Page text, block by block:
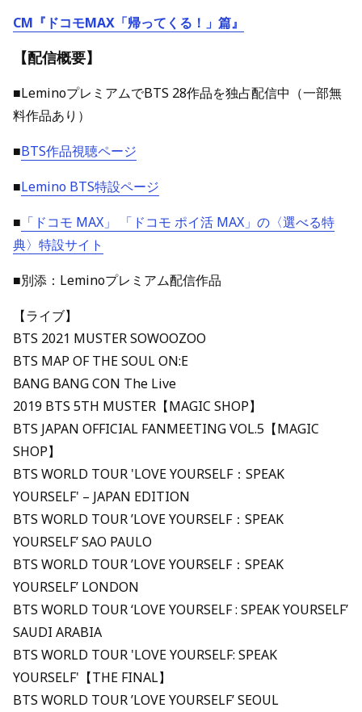
CM『ドコモMAX「帰ってくる！」篇』
【配信概要】
■LeminoプレミアムでBTS 28作品を独占配信中（一部無
料作品あり）
■BTS作品視聴ページ
■Lemino BTS特設ページ
■ 「ドコモ MAX」 「ドコモ ポイ活 MAX」の〈選べる特
典〉特設サイト
■別添：Leminoプレミアム配信作品
【ライブ】
BTS 2021 MUSTER SOWOOZOO
BTS MAP OF THE SOUL ON:E
BANG BANG CON The Live
2019 BTS 5TH MUSTER【MAGIC SHOP】
BTS JAPAN OFFICIAL FANMEETING VOL.5【MAGIC
SHOP】
BTS WORLD TOUR 'LOVE YOURSELF：SPEAK
YOURSELF' – JAPAN EDITION
BTS WORLD TOUR ’LOVE YOURSELF：SPEAK
YOURSELF’ SAO PAULO
BTS WORLD TOUR ’LOVE YOURSELF：SPEAK
YOURSELF’ LONDON
BTS WORLD TOUR ‘LOVE YOURSELF : SPEAK YOURSELF’
SAUDI ARABIA
BTS WORLD TOUR 'LOVE YOURSELF: SPEAK
YOURSELF'【THE FINAL】
BTS WORLD TOUR ’LOVE YOURSELF’ SEOUL